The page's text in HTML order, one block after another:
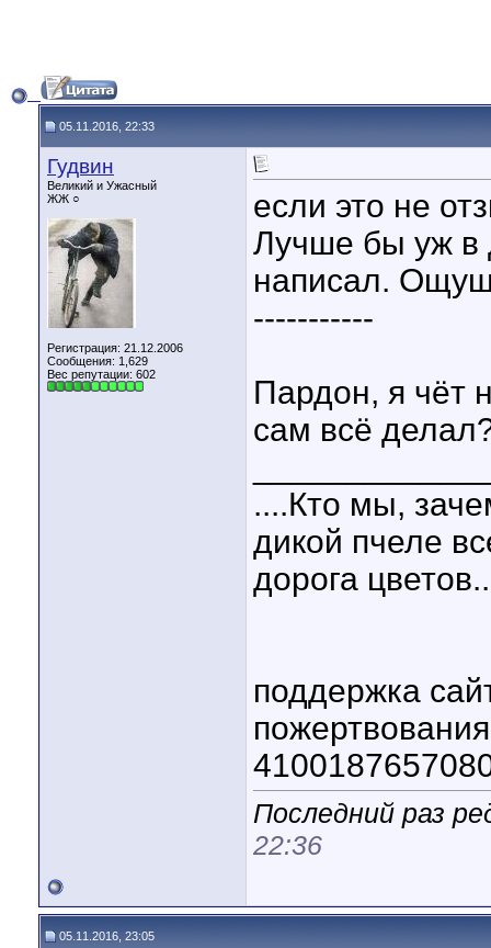
05.11.2016, 22:33
Гудвин
Великий и Ужасный
ЖЖ ○
Регистрация: 21.12.2006
Сообщения: 1,629
Вес репутации: 602
если это не
Лучше бы уж в
написал.
-----------
Пардон, я чёт
сам всё
....Кто мы,
дикой пчеле
дорога
поддержка
Последний раз
22:36
05.11.2016, 23:05